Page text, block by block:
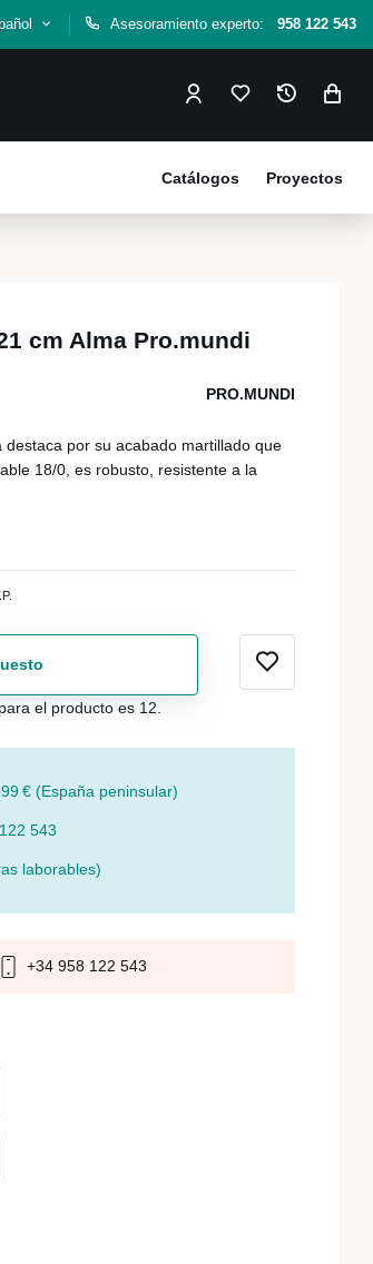
Asesoramiento experto: 958 122 543
Proyectos
Catálogos
cm Alma Pro.mundi
PRO.MUNDI
por su acabado martillado que
18/0, es robusto, resistente a la
el producto es 12.
€ (España peninsular)
543
laborables)
+34 958 122 543